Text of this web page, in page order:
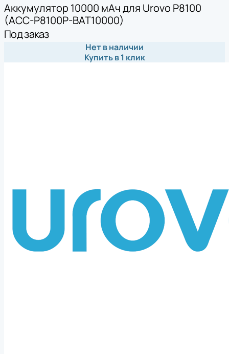
Аккумулятор 10000 мАч для Urovo P8100
(ACC-P8100P-BAT10000)
Под заказ
Нет в наличии
Купить в 1 клик